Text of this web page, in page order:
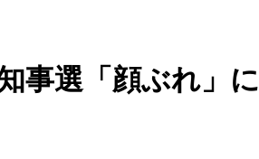
事選「顔ぶれ」に